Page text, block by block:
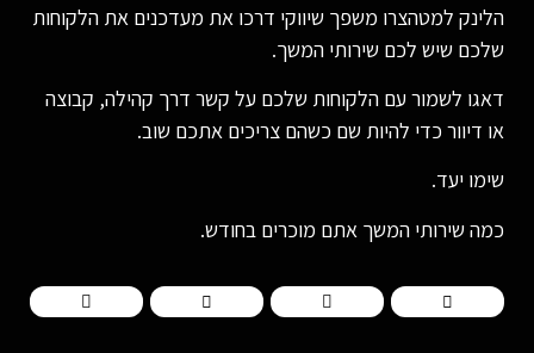
הלינק למטהצרו משפך שיווקי דרכו את מעדכנים את הלקוחות
שלכם שיש לכם שירותי המשך.
דאגו לשמור עם הלקוחות שלכם על קשר דרך קהילה, קבוצה
או דיוור כדי להיות שם כשהם צריכים אתכם שוב.
שימו יעד.
כמה שירותי המשך אתם מוכרים בחודש.